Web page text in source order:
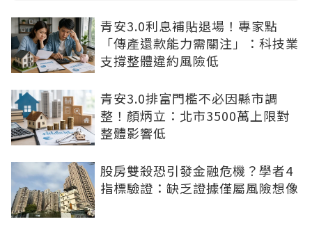
青安3.0利息補貼退場！專家點
「傳產還款能力需關注」：科技業
支撐整體違約風險低
青安3.0排富門檻不必因縣市調
整！顏炳立：北市3500萬上限對
整體影響低
股房雙殺恐引發金融危機？學者4
指標驗證：缺乏證據僅屬風險想像